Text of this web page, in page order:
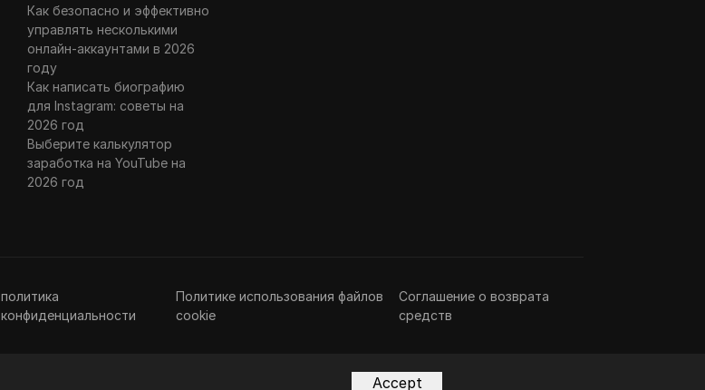
Как безопасно и эффективно
управлять несколькими
онлайн-аккаунтами в 2026
году
Как написать биографию
для Instagram: советы на
2026 год
Выберите калькулятор
заработка на YouTube на
2026 год
политика
конфиденциальности
Политике использования файлов
cookie
Соглашение о возврата
средств
Accept